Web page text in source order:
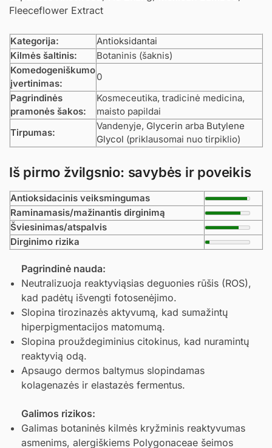
Fleeceflower Extract
Kategorija:
Antioksidantai
Kilmės šaltinis:
Botaninis (šaknis)
Komedogeniškumo
įvertinimas:
0
Pagrindinės
pramonės šakos:
Kosmeceutika, tradicinė medicina,
maisto papildai
Tirpumas:
Vandenyje, Glycerin arba Butylene
Glycol (priklausomai nuo tirpiklio)
Iš pirmo žvilgsnio: savybės ir poveikis
Antioksidacinis veiksmingumas
Raminamasis/mažinantis dirginimą
Šviesinimas/atspalvis
Dirginimo rizika
Pagrindinė nauda:
Neutralizuoja reaktyviąsias deguonies rūšis (ROS),
kad padėtų išvengti fotosenėjimo.
Slopina tirozinazės aktyvumą, kad sumažintų
hiperpigmentacijos matomumą.
Slopina prouždegiminius citokinus, kad nuramintų
reaktyvią odą.
Apsaugo dermos baltymus slopindamas
kolagenazės ir elastazės fermentus.
Galimos rizikos:
Galimas botaninės kilmės kryžminis reaktyvumas
asmenims, alergiškiems Polygonaceae šeimos